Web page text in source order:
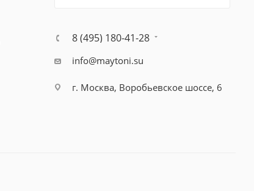
8 (495) 180-41-28
info@maytoni.su
г. Москва, Воробьевское шоссе, 6